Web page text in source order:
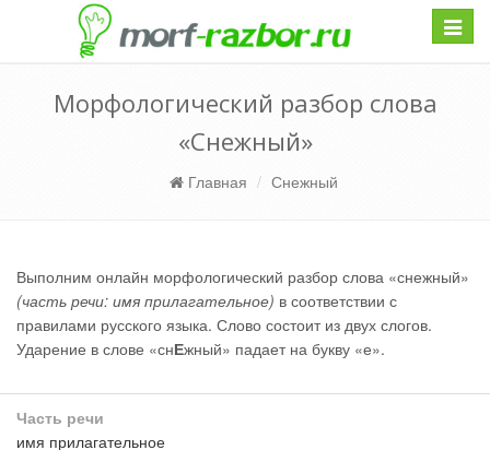
Морфологический разбор слова
«Снежный»
Главная Снежный
Выполним онлайн морфологический разбор слова «снежный»
(часть речи: имя прилагательное) в соответствии с
правилами русского языка. Слово состоит из двух слогов.
Ударение в слове «снЕжный» падает на букву «е».
Часть речи
имя прилагательное